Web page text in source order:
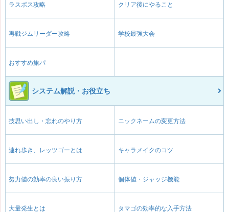
ラスボス攻略 クリア後にやること
再戦ジムリーダー攻略 学校最強大会
おすすめ旅パ
システム解説・お役立ち
技思い出し・忘れのやり方 ニックネームの変更方法
連れ歩き、レッツゴーとは キャラメイクのコツ
努力値の効率の良い振り方 個体値・ジャッジ機能
大量発生とは タマゴの効率的な入手方法